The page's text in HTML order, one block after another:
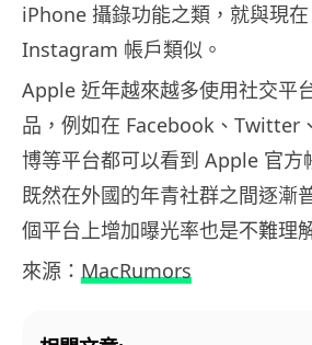
iPhone 攝錄功能之類，就與現
Instagram 帳戶類似。
Apple 近年越來越多使用社交平
品，例如在 Facebook、Twitter
博等平台都可以看到 Apple 官方
既然在外國的年青社群之間逐漸
個平台上增加曝光率也是不難理
來源： MacRumors